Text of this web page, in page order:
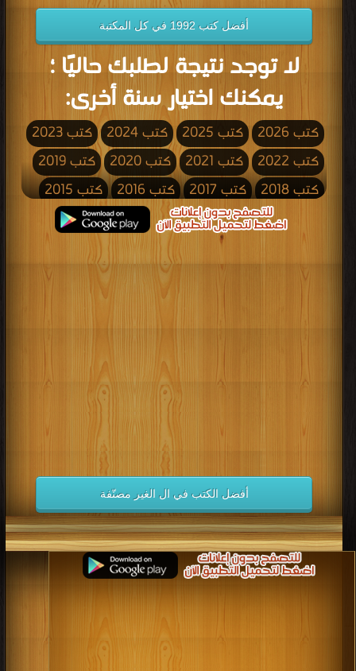
أفضل كتب 1992 في كل المكتبة
لا توجد نتيجة لطلبك حاليًا ؛
يمكنك اختيار سنة أخرى:
كتب 2026 كتب 2025 كتب 2024
كتب 2023
كتب 2022
كتب 2021 كتب 2020
كتب 2019
كتب 2018
كتب 2017 كتب 2016
كتب 2015
كتب 2013 كتب 2012
كتب 2011
كتب 2009 كتب 2008
كتب 2006
كتب 2005 كتب 2004
كتب 2003
كتب 2000
كتب 1992
كتب 1991
كتب 1990
كتب 1989 كتب 1988
كتب 1987
كتب 1984
كتب 1983
كتب 1980
كتب 1979
كتب 1978
كتب 1977 كتب 1976
كتب 1975
كتب 1974
كتب 1973 كتب 1972
كتب 1971
كتب 1970
كتب 1969 كتب 1968
كتب 1967
كتب 1966
كتب 1965 كتب 1964
كتب 1963
كتب 1962
كتب 1961 كتب 1960
كتب 1959
كتب 1957
كتب 1952
كتب 1951
أفضل الكتب في ال الغير مصنّفة